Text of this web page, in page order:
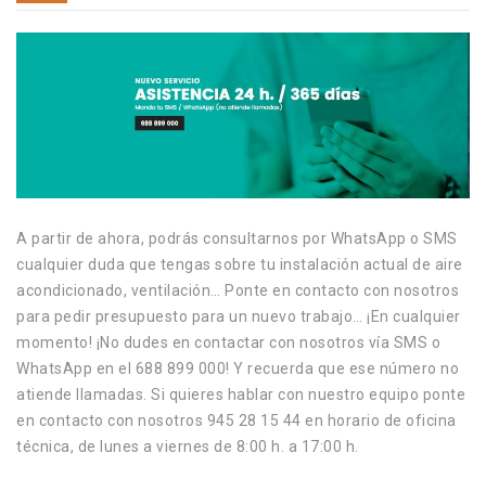
A partir de ahora, podrás consultarnos por WhatsApp o SMS
cualquier duda que tengas sobre tu instalación actual de aire
acondicionado, ventilación… Ponte en contacto con nosotros
para pedir presupuesto para un nuevo trabajo… ¡En cualquier
momento! ¡No dudes en contactar con nosotros vía SMS o
WhatsApp en el 688 899 000! Y recuerda que ese número no
atiende llamadas. Si quieres hablar con nuestro equipo ponte
en contacto con nosotros 945 28 15 44 en horario de oficina
técnica, de lunes a viernes de 8:00 h. a 17:00 h.